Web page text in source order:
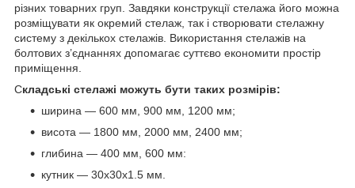
різних товарних груп. Завдяки конструкції стелажа його можна
розміщувати як окремий стелаж, так і створювати стелажну
систему з декількох стелажів. Використання стелажів на
болтових з’єднаннях допомагає суттєво економити простір
приміщення.
Складські стелажі можуть бути таких розмірів:
ширина — 600 мм, 900 мм, 1200 мм;
висота — 1800 мм, 2000 мм, 2400 мм;
глибина — 400 мм, 600 мм:
кутник — 30х30х1.5 мм.